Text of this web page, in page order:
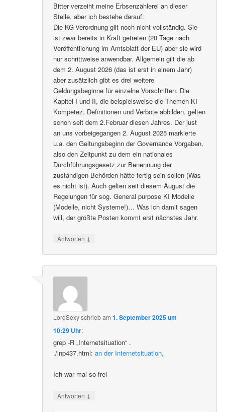
Bitter verzeiht meine Erbsenzählerei an dieser
Stelle, aber ich bestehe darauf:
Die KG-Verordnung gilt noch nicht vollständig. Sie
ist zwar bereits in Kraft getreten (20 Tage nach
Veröffentlichung im Amtsblatt der EU) aber sie wird
nur schrittweise anwendbar. Allgemein gilt die ab
dem 2. August 2026 (das ist erst in einem Jahr)
aber zusätzlich gibt es drei weitere
Geldungsbeginne für einzelne Vorschriften. Die
Kapitel I und II, die beispielsweise die Themen KI-
Kompetez, Definitionen und Verbote abbilden, gelten
schon seit dem 2.Februar diesen Jahres. Der just
an uns vorbeigegangen 2. August 2025 markierte
u.a. den Geltungsbeginn der Governance Vorgaben,
also den Zeitpunkt zu dem ein nationales
Durchführungsgesetz zur Benennung der
zuständigen Behörden hätte fertig sein sollen (Was
es nicht ist). Auch gelten seit diesem August die
Regelungen für sog. General purpose KI Modelle
(Modelle, nicht Systeme!)… Was ich damit sagen
will, der größte Posten kommt erst nächstes Jahr.
Antworten ↓
LordSexyschriebam1. September 2025 um
10:29 Uhr:
grep -R „Internetsituation“ .
./lnp437.html:an der Internetsituation,
Ich war mal so frei
Antworten ↓